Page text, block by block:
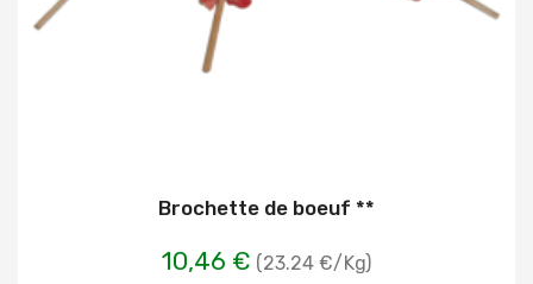
Brochette de boeuf **
10,46 € (23.24 €/Kg)